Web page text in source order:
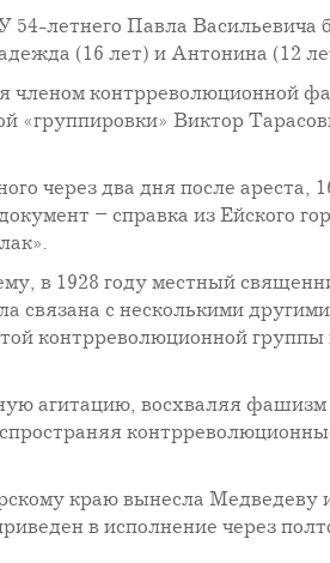
54-летнего Павла
(16 лет) и Антонина (12
членом контрреволюционной
«группировки» Виктор
через два дня после ареста,
– справка из Ейского
в 1928 году местный
связана с несколькими
контрреволюционной
агитацию, восхваляя
краю вынесла
в исполнение через